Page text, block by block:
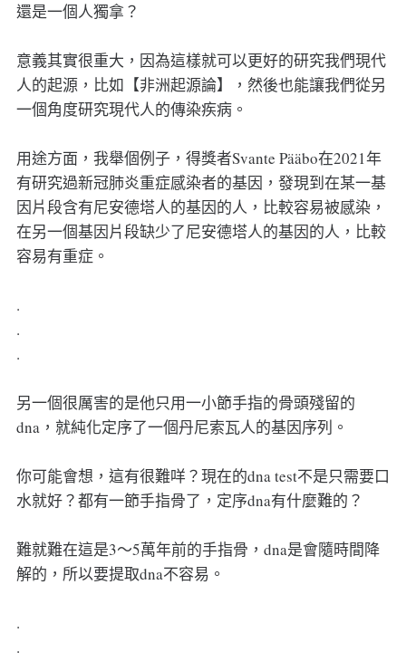
還是一個人獨拿？
意義其實很重大，因為這樣就可以更好的研究我們現代
人的起源，比如【非洲起源論】，然後也能讓我們從另
一個角度研究現代人的傳染疾病。
用途方面，我舉個例子，得獎者Svante Pääbo在2021年
有研究過新冠肺炎重症感染者的基因，發現到在某一基
因片段含有尼安德塔人的基因的人，比較容易被感染，
在另一個基因片段缺少了尼安德塔人的基因的人，比較
容易有重症。
.
.
.
另一個很厲害的是他只用一小節手指的骨頭殘留的
dna，就純化定序了一個丹尼索瓦人的基因序列。
你可能會想，這有很難咩？現在的dna test不是只需要口
水就好？都有一節手指骨了，定序dna有什麼難的？
難就難在這是3～5萬年前的手指骨，dna是會隨時間降
解的，所以要提取dna不容易。
.
.